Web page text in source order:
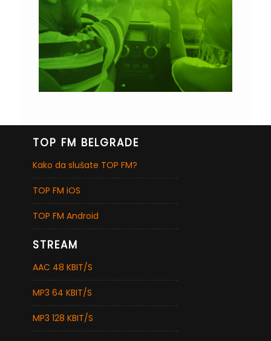
TOP FM BELGRADE
Kako da slušate TOP FM?
TOP FM iOS
TOP FM Android
STREAM
AAC 48 KBIT/S
MP3 64 KBIT/S
MP3 128 KBIT/S